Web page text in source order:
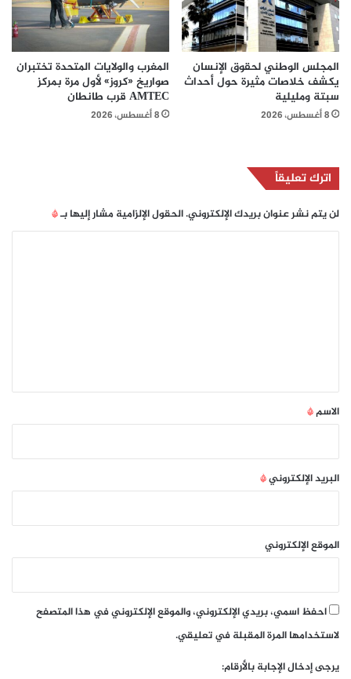
المجلس الوطني لحقوق الإنسان
يكشف خلاصات مثيرة حول أحداث
سبتة ومليلية
8 أغسطس، 2026
المغرب والولايات المتحدة تختبران
صواريخ «كروز» لأول مرة بمركز
AMTEC قرب طانطان
8 أغسطس، 2026
اترك تعليقاً
لن يتم نشر عنوان بريدك الإلكتروني.الحقول الإلزامية مشار إليها بـ*
*
الاسم*
البريد الإلكتروني*
الموقع الإلكتروني
احفظ اسمي، بريدي الإلكتروني، والموقع الإلكتروني في هذا المتصفح
لاستخدامها المرة المقبلة في تعليقي.
يرجى إدخال الإجابة بالأرقام: